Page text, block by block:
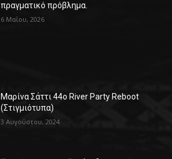
πραγματικό πρόβλημα.
6 Μαΐου, 2026
Μαρίνα Σάττι 44o River Party Reboot
(Στιγμιότυπα)
3 Αυγούστου, 2024